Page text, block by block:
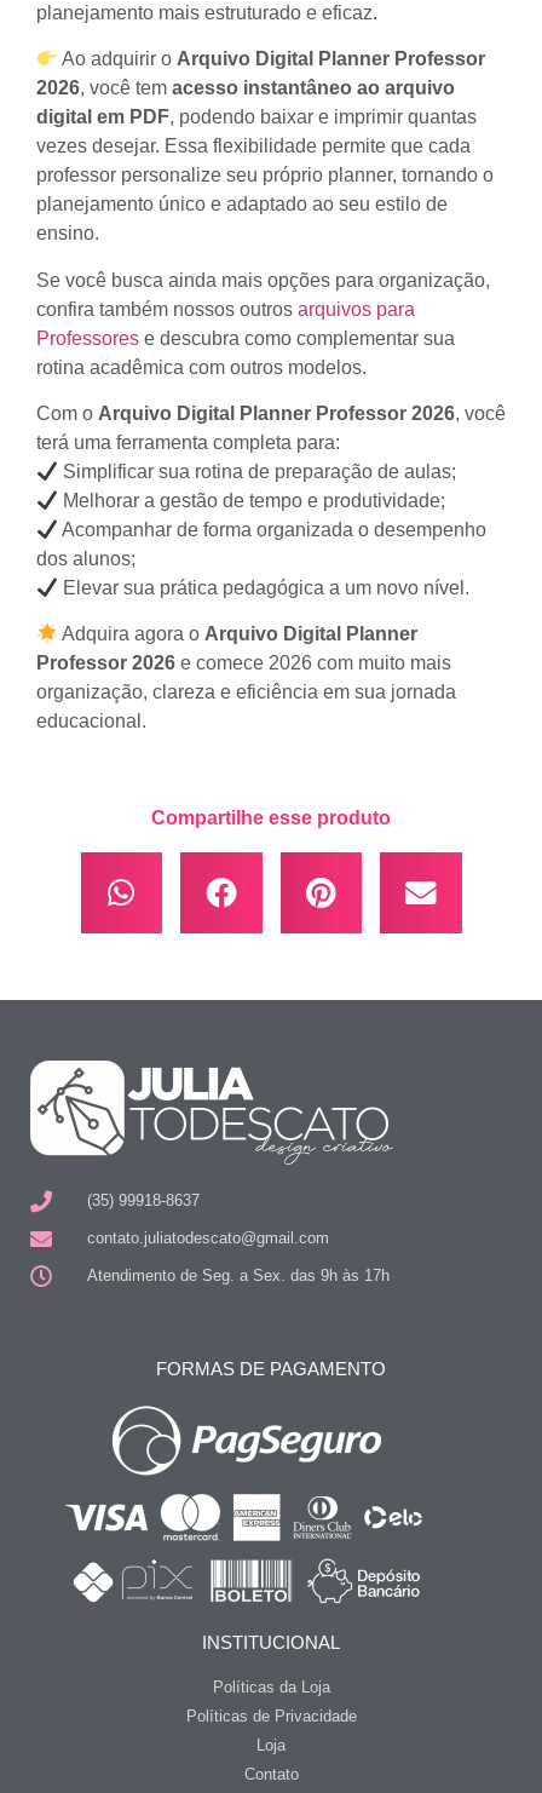
planejamento mais estruturado e eficaz.
Ao adquirir o Arquivo Digital Planner Professor
2026, você tem acesso instantâneo ao arquivo
digital em PDF, podendo baixar e imprimir quantas
vezes desejar. Essa flexibilidade permite que cada
professor personalize seu próprio planner, tornando o
planejamento único e adaptado ao seu estilo de
ensino.
Se você busca ainda mais opções para organização,
confira também nossos outros arquivos para
Professores e descubra como complementar sua
rotina acadêmica com outros modelos.
Com o Arquivo Digital Planner Professor 2026, você
terá uma ferramenta completa para:
Simplificar sua rotina de preparação de aulas;
Melhorar a gestão de tempo e produtividade;
Acompanhar de forma organizada o desempenho
dos alunos;
Elevar sua prática pedagógica a um novo nível.
Adquira agora o Arquivo Digital Planner
Professor 2026 e comece 2026 com muito mais
organização, clareza e eficiência em sua jornada
educacional.
Compartilhe esse produto
(35) 99918-8637
contato.juliatodescato@gmail.com
Atendimento de Seg. a Sex. das 9h às 17h
FORMAS DE PAGAMENTO
INSTITUCIONAL
Políticas da Loja
Políticas de Privacidade
Loja
Contato